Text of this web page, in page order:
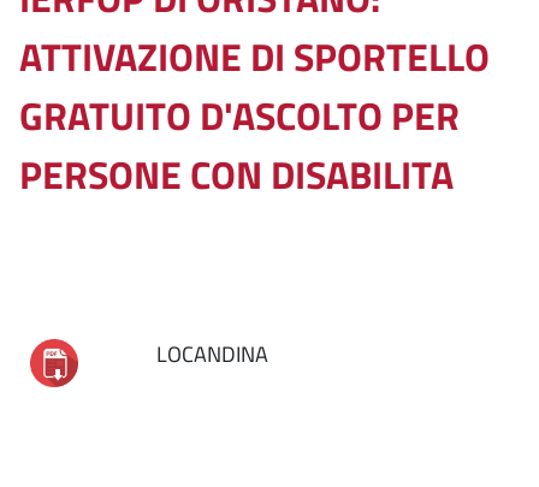
ATTIVAZIONE DI SPORTELLO
GRATUITO D'ASCOLTO PER
PERSONE CON DISABILITA
LOCANDINA